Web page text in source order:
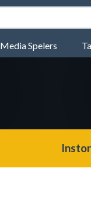
Media Spelers